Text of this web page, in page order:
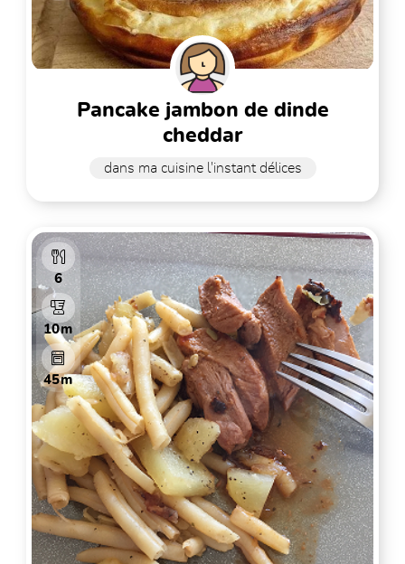
pancake jambon de dinde
cheddar
dans ma cuisine l'instant délices
6
10m
45m